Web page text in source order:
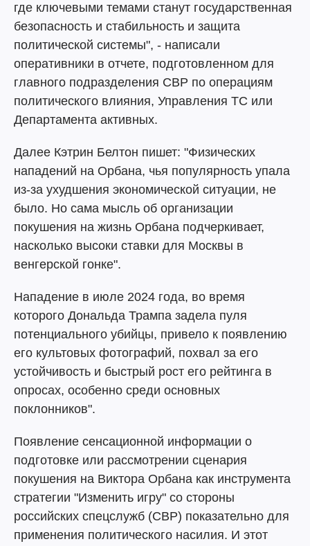
где ключевыми темами станут государственная
безопасность и стабильность и защита
политической системы", - написали
оперативники в отчете, подготовленном для
главного подразделения СВР по операциям
политического влияния, Управления ТС или
Департамента активных.
Далее Кэтрин Белтон пишет: "Физических
нападений на Орбана, чья популярность упала
из-за ухудшения экономической ситуации, не
было. Но сама мысль об организации
покушения на жизнь Орбана подчеркивает,
насколько высоки ставки для Москвы в
венгерской гонке".
Нападение в июле 2024 года, во время
которого Дональда Трампа задела пуля
потенциального убийцы, привело к появлению
его культовых фотографий, похвал за его
устойчивость и быстрый рост его рейтинга в
опросах, особенно среди основных
поклонников".
Появление сенсационной информации о
подготовке или рассмотрении сценария
покушения на Виктора Орбана как инструмента
стратегии "Изменить игру" со стороны
российских спецслужб (СВР) показательно для
применения политического насилия. И этот